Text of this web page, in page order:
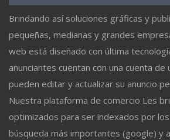
Brindando así soluciones gráficas y
pequeñas, medianas y grandes
web está diseñado con última
anunciantes cuentan con una cuenta de
pueden editar y actualizar su anuncio
Nuestra plataforma de comercio Les
optimizados para ser indexados por
búsqueda más importantes (google) y